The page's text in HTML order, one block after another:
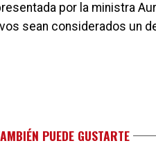
por la ministra
sean considerados un
PUEDE GUSTARTE